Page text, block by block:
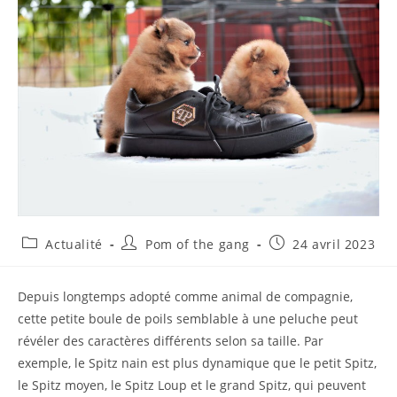
Actualité Pom of the gang 24 avril 2023
Depuis longtemps adopté comme animal de compagnie,
cette petite boule de poils semblable à une peluche peut
révéler des caractères différents selon sa taille. Par
exemple, le Spitz nain est plus dynamique que le petit Spitz,
le Spitz moyen, le Spitz Loup et le grand Spitz, qui peuvent